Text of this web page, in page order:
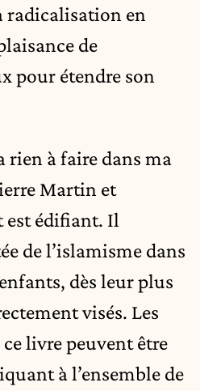
radicalisation en
de
pour étendre son
rien à faire dans ma
Martin et
est édifiant. Il
de l’islamisme dans
dès leur plus
visés. Les
livre peuvent être
à l’ensemble de